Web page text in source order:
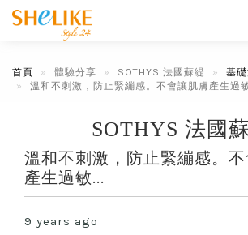
首頁 體驗分享 SOTHYS 法國蘇緹
基
溫和不刺激，防止緊繃感。不會讓肌膚產生過
SOTHYS 法國
溫和不刺激，防止緊繃感。
產生過敏...
9 years ago